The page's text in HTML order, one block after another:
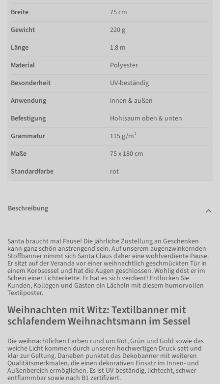
Breite
75 cm
Gewicht
220 g
Länge
1.8 m
Material
Polyester
Besonderheit
UV-beständig
Anwendung
innen & außen
Befestigung
Hohlsaum oben & unten
Grammatur
115 g/m²
Maße
75 x 180 cm
Standardfarbe
rot
Beschreibung
Santa braucht mal Pause! Die jährliche Zustellung an Geschenken
kann ganz schön anstrengend sein. Auf unserem augenzwinkernden
Stoffbanner nimmt sich Santa Claus daher eine wohlverdiente Pause.
Er sitzt auf der Veranda vor einer weihnachtlich geschmückten Tür in
einem Korbsessel und hat die Augen geschlossen. Wohlig döst er im
Schein einer Lichterkette. Er hat es sich verdient! Entlocken Sie
Kunden, Kollegen und Gästen ein Lächeln mit diesem humorvollen
Textilposter.
Weihnachten mit Witz: Textilbanner mit
schlafendem Weihnachtsmann im Sessel
Die weihnachtlichen Farben rund um Rot, Grün und Gold sowie das
weiche Licht kommen durch unseren hochwertigen Druck satt und
klar zur Geltung. Daneben punktet das Dekobanner mit weiteren
Qualitätsmerkmalen, die einen dekorativen Einsatz im Innen- und
Außenbereich ermöglichen. Es ist UV-beständig, lichtecht, schwer
entflammbar sowie nach B1 zertifiziert.